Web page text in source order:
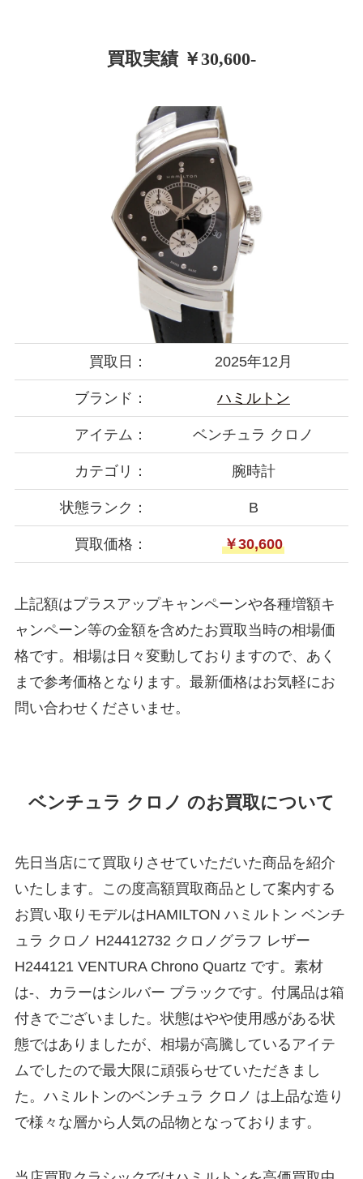
買取実績 ￥30,600-
買取日： 2025年12月
ブランド： ハミルトン
アイテム： ベンチュラ クロノ
カテゴリ： 腕時計
状態ランク： B
買取価格： ￥30,600
上記額はプラスアップキャンペーンや各種増額キ
ャンペーン等の金額を含めたお買取当時の相場価
格です。相場は日々変動しておりますので、あく
まで参考価格となります。最新価格はお気軽にお
問い合わせくださいませ。
ベンチュラ クロノ のお買取について
先日当店にて買取りさせていただいた商品を紹介
いたします。この度高額買取商品として案内する
お買い取りモデルはHAMILTON ハミルトン ベンチ
ュラ クロノ H24412732 クロノグラフ レザー
H244121 VENTURA Chrono Quartz です。素材
は-、カラーはシルバー ブラックです。付属品は箱
付きでございました。状態はやや使用感がある状
態ではありましたが、相場が高騰しているアイテ
ムでしたので最大限に頑張らせていただきまし
た。ハミルトンのベンチュラ クロノ は上品な造り
で様々な層から人気の品物となっております。